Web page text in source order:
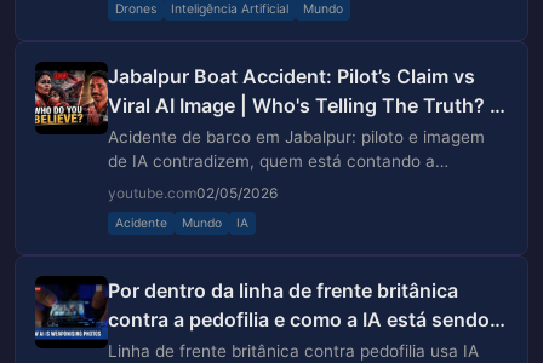
Drones Inteligência Artificial Mundo
Jabalpur Boat Accident: Pilot’s Claim vs
Viral AI Image | Who's Telling The Truth? |
Bargi Dam News
Acidente de barco em Jabalpur: piloto e imagem
de IA contradizem, quem está contando a
verdade?
youtube.com02/05/2026
Acidente Mundo IA
Por dentro da linha de frente britânica
contra a pedofilia e como a IA está sendo
usada para inst...
Linha de frente britânica contra pedofilia usa IA